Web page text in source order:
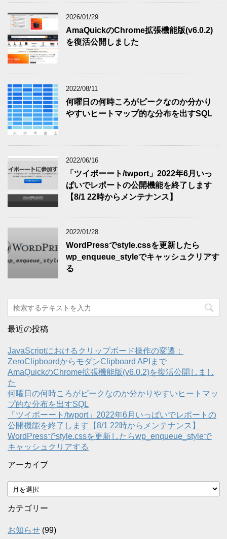
2026/01/29
AmaQuickのChrome拡張機能版(v6.0.2)
を復活公開しました
2022/08/11
何曜日の何時ころがピークなのか分かり
やすいヒートマップ的な分布を出すSQL
2022/06/16
「ツイポーート/twport」2022年6月いっ
ぱいでレポートの公開機能を終了します
【8/1 22時からメンテナンス】
2022/01/28
WordPressでstyle.cssを更新したら
wp_enqueue_styleでキャッシュクリアす
る
最近の投稿
JavaScriptにおけるクリップボード操作の変遷：
ZeroClipboardからモダンClipboard APIまで
AmaQuickのChrome拡張機能版(v6.0.2)を復活公開しまし
た
何曜日の何時ころがピークなのか分かりやすいヒートマッ
プ的な分布を出すSQL
「ツイポーート/twport」2022年6月いっぱいでレポートの
公開機能を終了します【8/1 22時からメンテナンス】
WordPressでstyle.cssを更新したらwp_enqueue_styleで
キャッシュクリアする
アーカイブ
ア
ー
カ
ブ
カテゴリー
お知らせ (99)